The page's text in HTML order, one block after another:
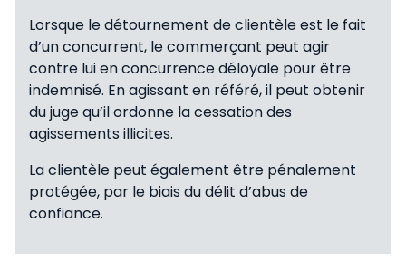
Lorsque le détournement de clientèle est le fait
d’un concurrent, le commerçant peut agir
contre lui en concurrence déloyale pour être
indemnisé. En agissant en référé, il peut obtenir
du juge qu’il ordonne la cessation des
agissements illicites.
La clientèle peut également être pénalement
protégée, par le biais du délit d’abus de
confiance.